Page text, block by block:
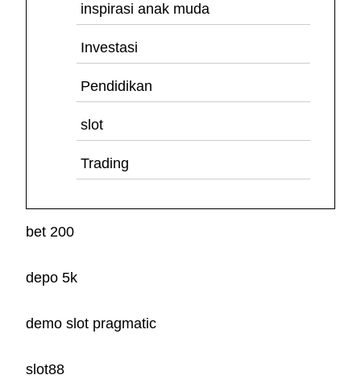
inspirasi anak muda
Investasi
Pendidikan
slot
Trading
bet 200
depo 5k
demo slot pragmatic
slot88